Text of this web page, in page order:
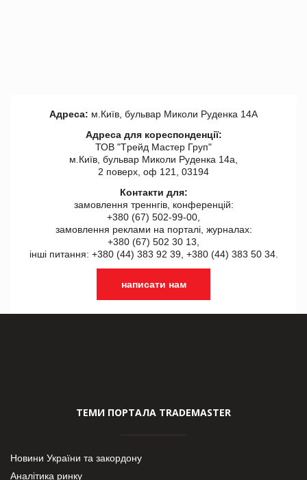
Адреса: м.Київ, бульвар Миколи Руденка 14А
Адреса для кореспонденції:
ТОВ "Tрейд Мастер Груп"
м.Київ, бульвар Миколи Руденка 14а,
2 поверх, оф 121, 03194
Контакти для:
замовлення треннгів, конференцій:
+380 (67) 502-99-00,
замовлення реклами на порталі, журналах:
+380 (67) 502 30 13,
інші питання: +380 (44) 383 92 39, +380 (44) 383 50 34.
написати нам
ТЕМИ ПОРТАЛА TRADEMASTER
Новини України та закордону
Аналітика ринку